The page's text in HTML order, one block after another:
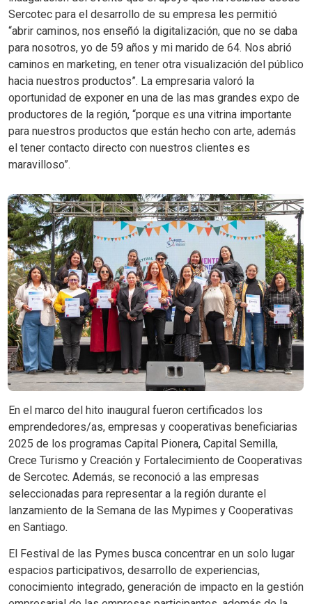
Sercotec para el desarrollo de su empresa les permitió
“abrir caminos, nos enseñó la digitalización, que no se daba
para nosotros, yo de 59 años y mi marido de 64. Nos abrió
caminos en marketing, en tener otra visualización del público
hacia nuestros productos”. La empresaria valoró la
oportunidad de exponer en una de las mas grandes expo de
productores de la región, “porque es una vitrina importante
para nuestros productos que están hecho con arte, además
el tener contacto directo con nuestros clientes es
maravilloso”.
En el marco del hito inaugural fueron certificados los
emprendedores/as, empresas y cooperativas beneficiarias
2025 de los programas Capital Pionera, Capital Semilla,
Crece Turismo y Creación y Fortalecimiento de Cooperativas
de Sercotec. Además, se reconoció a las empresas
seleccionadas para representar a la región durante el
lanzamiento de la Semana de las Mypimes y Cooperativas
en Santiago.
El Festival de las Pymes busca concentrar en un solo lugar
espacios participativos, desarrollo de experiencias,
conocimiento integrado, generación de impacto en la gestión